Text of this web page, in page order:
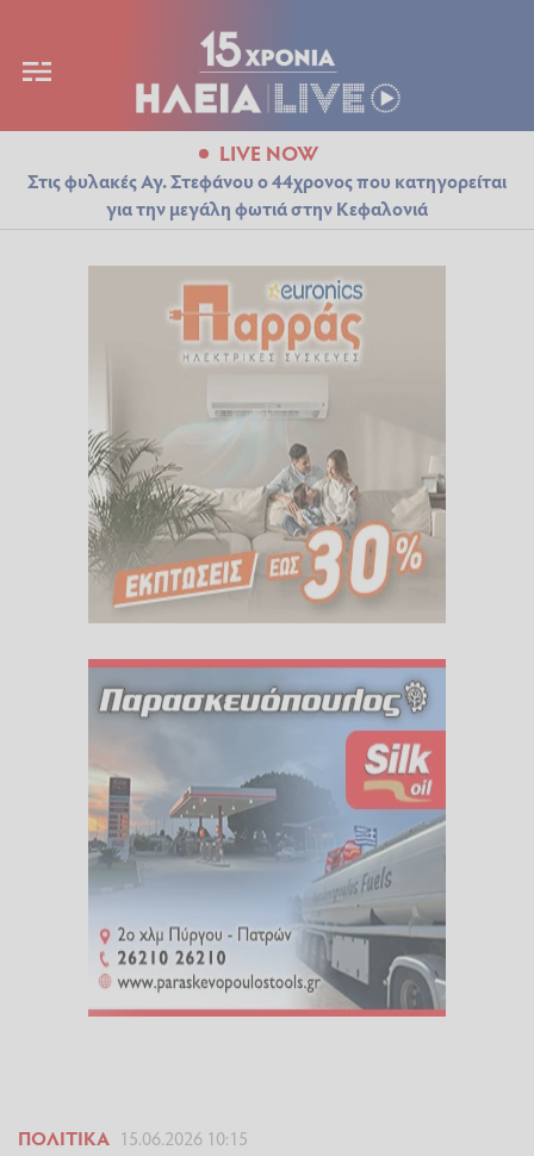
LIVE NOW
Στις φυλακές Αγ. Στεφάνου ο 44χρονος που κατηγορείται
για την μεγάλη φωτιά στην Κεφαλονιά
ΠΟΛΙΤΙΚΆ 15.06.2026 10:15